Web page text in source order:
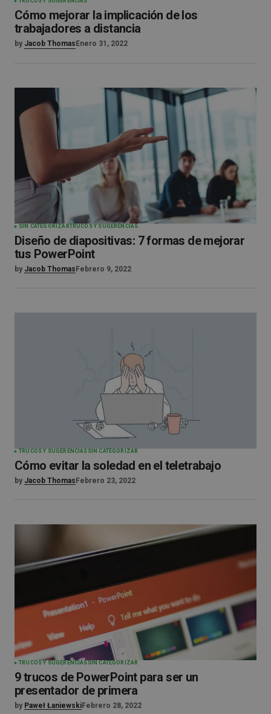
Cómo mejorar la implicación de los
trabajadores a distancia
by Jacob Thomas Enero 31, 2022
SIN CATEGORIZARTRUCOS Y SUGERENCIAS
Diseño de diapositivas: 7 formas de mejorar
tus PowerPoint
by Jacob ThomasFebrero 9, 2022
TRUCOS Y SUGERENCIAS SIN CATEGORIZAR
Cómo evitar la soledad en el teletrabajo
by Jacob ThomasFebrero 23, 2022
TRUCOS Y SUGERENCIAS SIN CATEGORIZAR
9 trucos de PowerPoint para ser un
presentador de primera
by Paweł ŁaniewskiFebrero 28, 2022